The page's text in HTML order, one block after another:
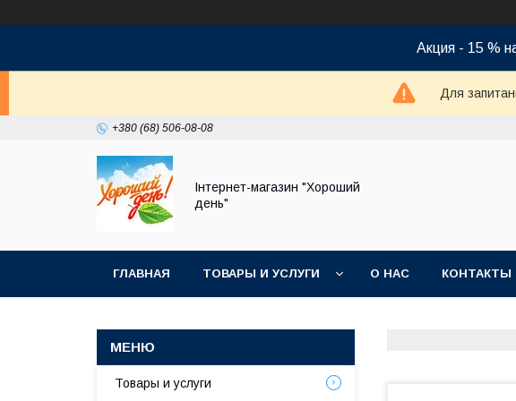
Акция - 15 %
Для
+380 (68) 506-08-08
Інтернет-магазин "Хороший
день"
ГЛАВНАЯ ТОВАРЫ И УСЛУГИ О НАС КОНТАКТЫ
Товары и услуги